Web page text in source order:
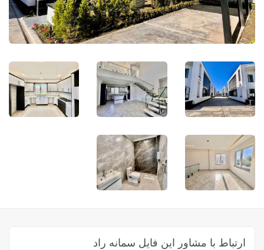
ارتباط با مشاور این فایل سمانه راد